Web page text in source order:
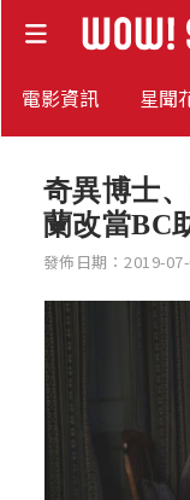
電影資訊 星聞
奇異博士
蘭改當BC
發佈日期：2019-